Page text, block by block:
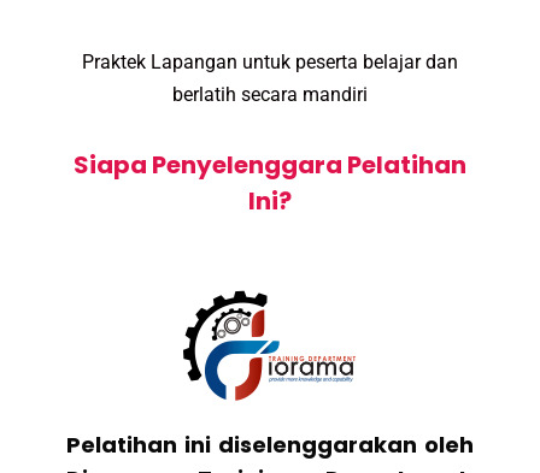
Praktek Lapangan untuk peserta belajar dan
berlatih secara mandiri
Siapa Penyelenggara Pelatihan
Ini?
Pelatihan ini diselenggarakan oleh